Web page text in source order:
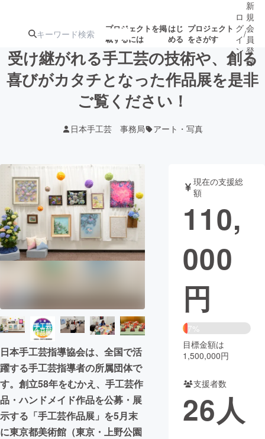
プロジェクトを掲
載するには
はじ
める
プロジェクト
をさがす
注目の新着プロ
ジェクト
募集終了が近いプ
テクノロジー・ガジェット
映像・映画 書籍・雑誌
ビジネス・起業 チャレンジ
CAMPFIRE for Social Good CAMPFIRE Creation
CAMPFIREふるさと納税
コミュニティ
ロ
グ
イ
ン
/
新
規
会
員
登
録
受け継がれる手工芸の技術や、創る
喜びがカタチとなった作品展を是非
ご覧ください！
日本手工芸 事務局 アート・写真
日本手工芸指導協会は、全国で活
躍する手工芸指導者の所属団体で
す。創立58年をむかえ、手工芸作
品・ハンドメイド作品を公募・展
示する「手工芸作品展」を5月末
に東京都美術館（東京・上野公園
現在の支援総
額
110,
000
円
7%
目標金額は
1,500,000円
支援者数
26人